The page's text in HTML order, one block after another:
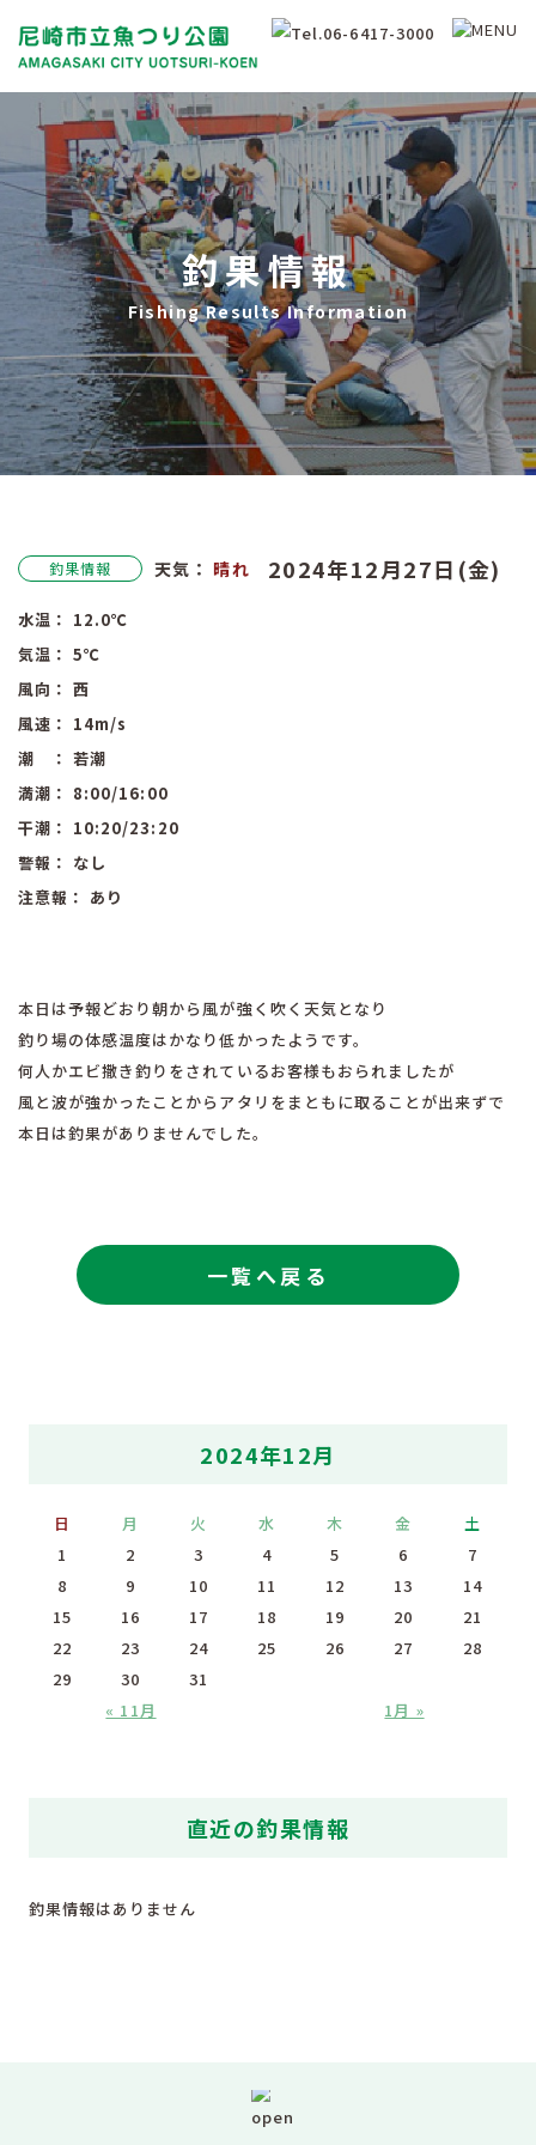
釣果情報
Fishing Results Information
釣果情報 天気： 晴れ 2024年12月27日(金)
水温： 12.0℃
気温：5℃
風向：西
風速： 14m/s
潮 ：若潮
満潮： 8:00/16:00
干潮： 10:20/23:20
警報： なし
注意報： あり
本日は予報どおり朝から風が強く吹く天気となり
釣り場の体感温度はかなり低かったようです。
何人かエビ撒き釣りをされているお客様もおられましたが
風と波が強かったことからアタリをまともに取ることが出来ずで
本日は釣果がありませんでした。
一覧へ戻る
2024年12月
日 月 火 水 木 金 土
« 11月 1月 »
1 2 3 4 5 6
7
8
9 10 11 12 13
14
15
16 17 18 19 20
21
22
23 24 25 26 27
28
29
30 31
直近の釣果情報
釣果情報はありません